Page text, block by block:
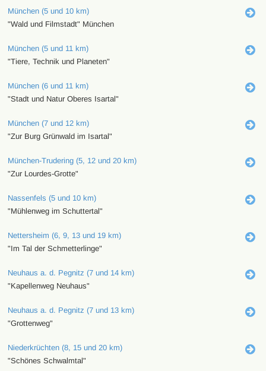
München (5 und 10 km)
"Wald und Filmstadt" München
München (5 und 11 km)
"Tiere, Technik und Planeten"
München (6 und 11 km)
"Stadt und Natur Oberes Isartal"
München (7 und 12 km)
"Zur Burg Grünwald im Isartal"
München-Trudering (5, 12 und 20 km)
"Zur Lourdes-Grotte"
Nassenfels (5 und 10 km)
"Mühlenweg im Schuttertal"
Nettersheim (6, 9, 13 und 19 km)
"Im Tal der Schmetterlinge"
Neuhaus a. d. Pegnitz (7 und 14 km)
"Kapellenweg Neuhaus"
Neuhaus a. d. Pegnitz (7 und 13 km)
"Grottenweg"
Niederkrüchten (8, 15 und 20 km)
"Schönes Schwalmtal"